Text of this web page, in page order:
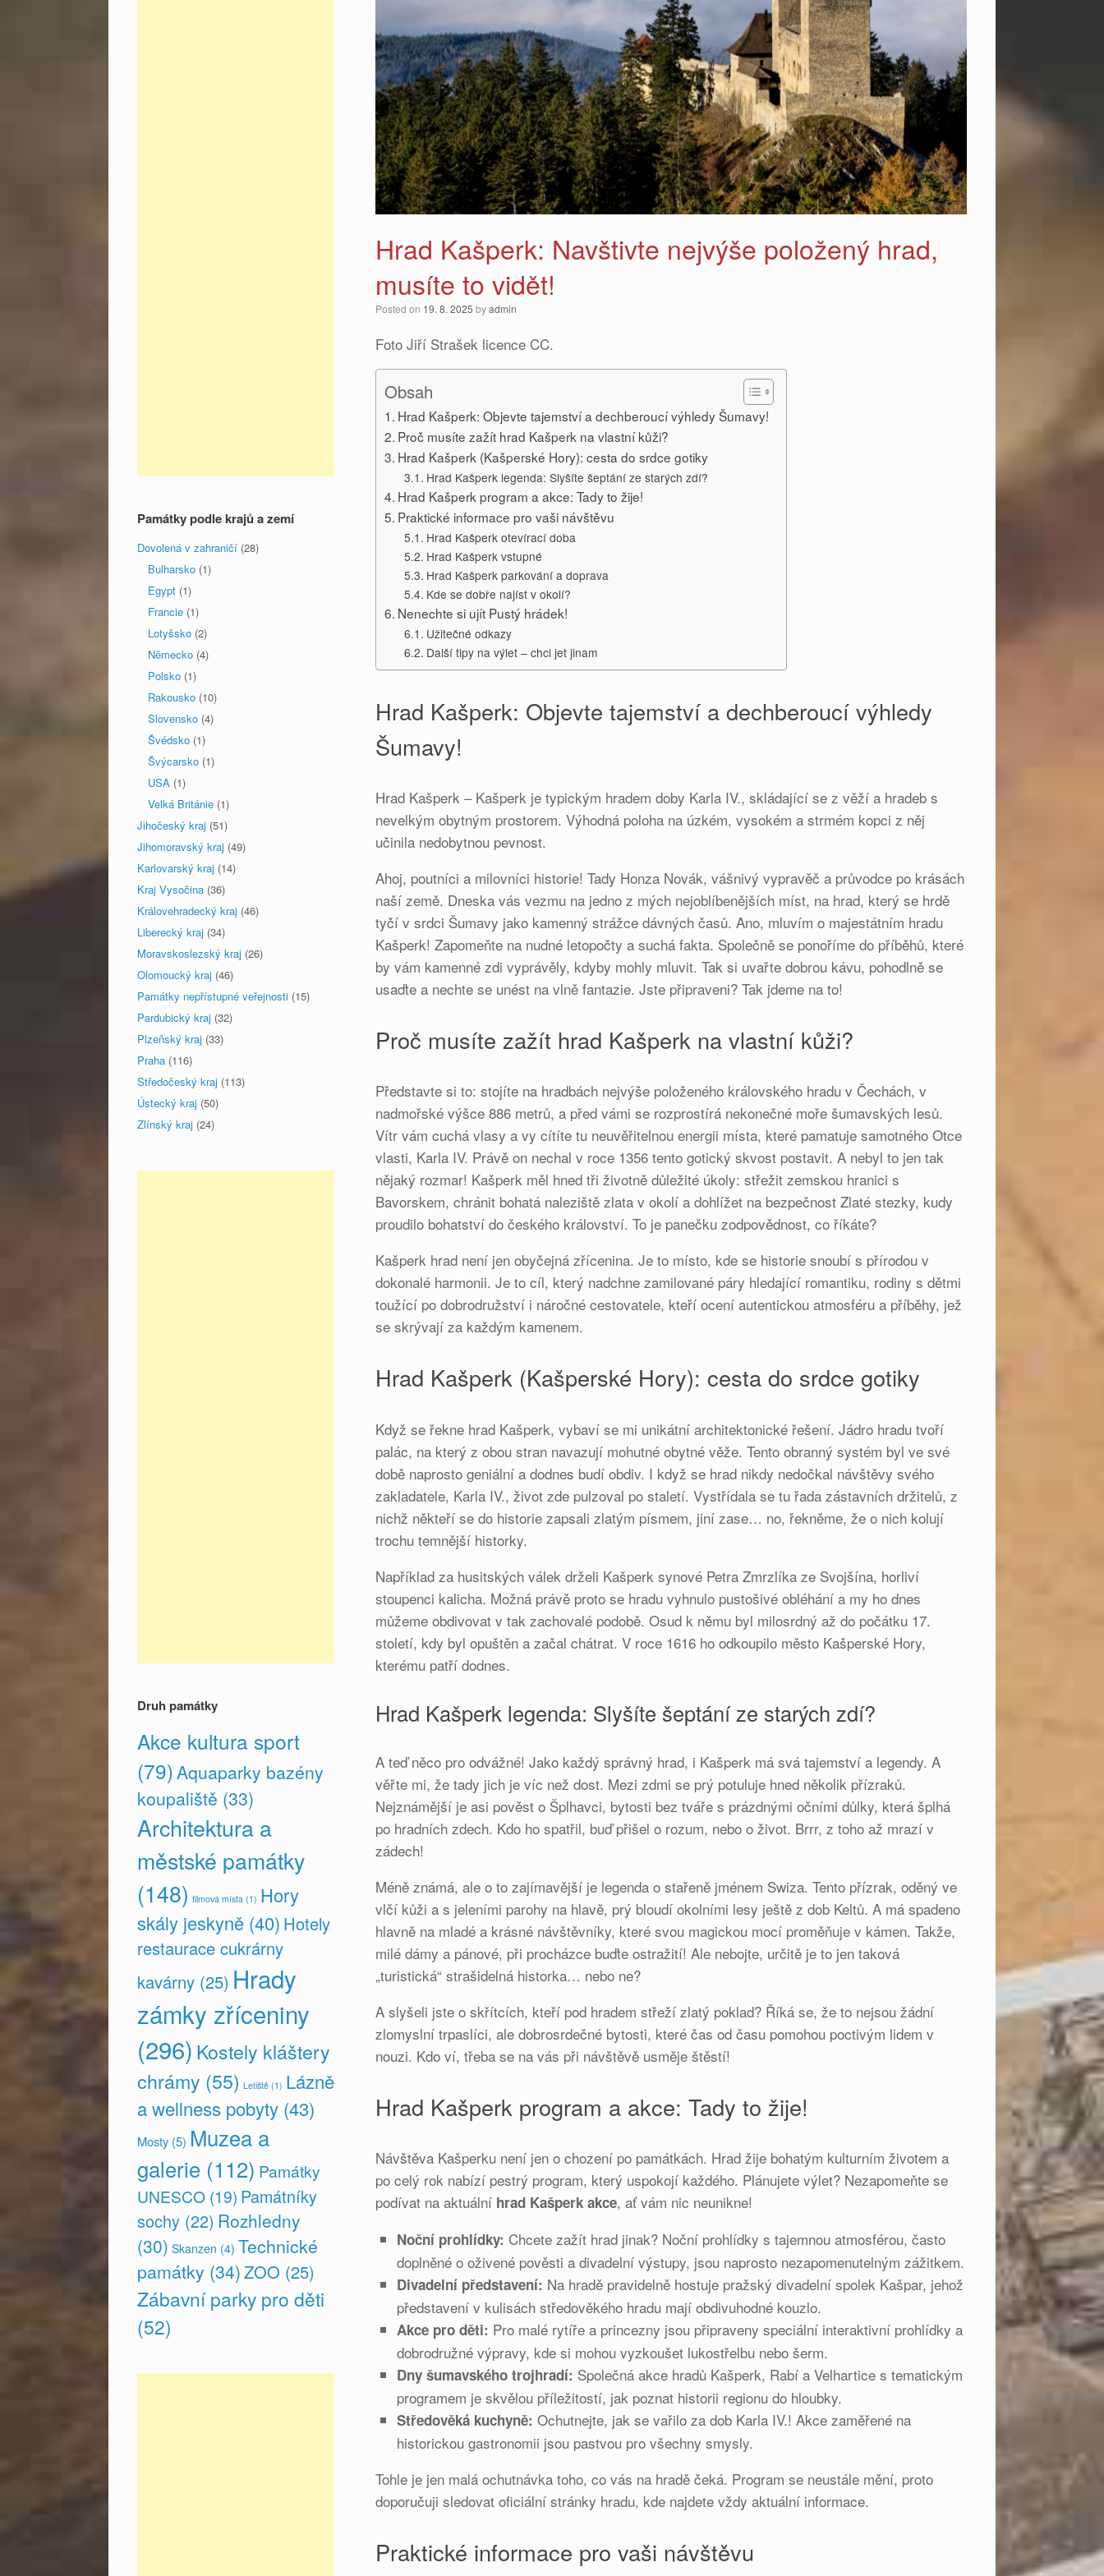
Hrad Kašperk: Navštivte nejvýše položený hrad,
musíte to vidět!
Posted on 19. 8. 2025 byadmin
Foto Jiří Strašek licence CC.
Obsah
Hrad Kašperk: Objevte tajemství a dechberoucí výhledy Šumavy!
Proč musíte zažít hrad Kašperk na vlastní kůži?
Hrad Kašperk (Kašperské Hory): cesta do srdce gotiky
Hrad Kašperk legenda: Slyšíte šeptání ze starých zdí?
Hrad Kašperk program a akce: Tady to žije!
Praktické informace pro vaši návštěvu
Hrad Kašperk otevírací doba
Hrad Kašperk vstupné
Hrad Kašperk parkování a doprava
Kde se dobře najíst v okolí?
Nenechte si ujít Pustý hrádek!
Užitečné odkazy
Další tipy na výlet – chci jet jinam
Hrad Kašperk: Objevte tajemství a dechberoucí výhledy
Šumavy!
Hrad Kašperk – Kašperk je typickým hradem doby Karla IV., skládající se z věží a hradeb s
nevelkým obytným prostorem. Výhodná poloha na úzkém, vysokém a strmém kopci z něj
učinila nedobytnou pevnost.
Ahoj, poutníci a milovníci historie! Tady Honza Novák, vášnivý vypravěč a průvodce po krásách
naší země. Dneska vás vezmu na jedno z mých nejoblíbenějších míst, na hrad, který se hrdě
tyčí v srdci Šumavy jako kamenný strážce dávných časů. Ano, mluvím o majestátním hradu
Kašperk! Zapomeňte na nudné letopočty a suchá fakta. Společně se ponoříme do příběhů, které
by vám kamenné zdi vyprávěly, kdyby mohly mluvit. Tak si uvařte dobrou kávu, pohodlně se
usaďte a nechte se unést na vlně fantazie. Jste připraveni? Tak jdeme na to!
Proč musíte zažít hrad Kašperk na vlastní kůži?
Představte si to: stojíte na hradbách nejvýše položeného královského hradu v Čechách, v
nadmořské výšce 886 metrů, a před vámi se rozprostírá nekonečné moře šumavských lesů.
Vítr vám cuchá vlasy a vy cítíte tu neuvěřitelnou energii místa, které pamatuje samotného Otce
vlasti, Karla IV. Právě on nechal v roce 1356 tento gotický skvost postavit. A nebyl to jen tak
nějaký rozmar! Kašperk měl hned tři životně důležité úkoly: střežit zemskou hranici s
Bavorskem, chránit bohatá naleziště zlata v okolí a dohlížet na bezpečnost Zlaté stezky, kudy
proudilo bohatství do českého království. To je panečku zodpovědnost, co říkáte?
Kašperk hrad není jen obyčejná zřícenina. Je to místo, kde se historie snoubí s přírodou v
dokonalé harmonii. Je to cíl, který nadchne zamilované páry hledající romantiku, rodiny s dětmi
toužící po dobrodružství i náročné cestovatele, kteří ocení autentickou atmosféru a příběhy, jež
se skrývají za každým kamenem.
Hrad Kašperk (Kašperské Hory): cesta do srdce gotiky
Když se řekne hrad Kašperk, vybaví se mi unikátní architektonické řešení. Jádro hradu tvoří
palác, na který z obou stran navazují mohutné obytné věže. Tento obranný systém byl ve své
době naprosto geniální a dodnes budí obdiv. I když se hrad nikdy nedočkal návštěvy svého
zakladatele, Karla IV., život zde pulzoval po staletí. Vystřídala se tu řada zástavních držitelů, z
nichž někteří se do historie zapsali zlatým písmem, jiní zase… no, řekněme, že o nich kolují
trochu temnější historky.
Například za husitských válek drželi Kašperk synové Petra Zmrzlíka ze Svojšína, horliví
stoupenci kalicha. Možná právě proto se hradu vyhnulo pustošivé obléhání a my ho dnes
můžeme obdivovat v tak zachovalé podobě. Osud k němu byl milosrdný až do počátku 17.
století, kdy byl opuštěn a začal chátrat. V roce 1616 ho odkoupilo město Kašperské Hory,
kterému patří dodnes.
Hrad Kašperk legenda: Slyšíte šeptání ze starých zdí?
A teď něco pro odvážné! Jako každý správný hrad, i Kašperk má svá tajemství a legendy. A
věřte mi, že tady jich je víc než dost. Mezi zdmi se prý potuluje hned několik přízraků.
Nejznámější je asi pověst o Šplhavci, bytosti bez tváře s prázdnými očními důlky, která šplhá
po hradních zdech. Kdo ho spatřil, buď přišel o rozum, nebo o život. Brrr, z toho až mrazí v
zádech!
Méně známá, ale o to zajímavější je legenda o stařeně jménem Swiza. Tento přízrak, oděný ve
vlčí kůži a s jeleními parohy na hlavě, prý bloudí okolními lesy ještě z dob Keltů. A má spadeno
hlavně na mladé a krásné návštěvníky, které svou magickou mocí proměňuje v kámen. Takže,
milé dámy a pánové, při procházce buďte ostražití! Ale nebojte, určitě je to jen taková
„turistická“ strašidelná historka… nebo ne?
A slyšeli jste o skřítcích, kteří pod hradem střeží zlatý poklad? Říká se, že to nejsou žádní
zlomyslní trpaslíci, ale dobrosrdečné bytosti, které čas od času pomohou poctivým lidem v
nouzi. Kdo ví, třeba se na vás při návštěvě usměje štěstí!
Hrad Kašperk program a akce: Tady to žije!
Návštěva Kašperku není jen o chození po památkách. Hrad žije bohatým kulturním životem a
po celý rok nabízí pestrý program, který uspokojí každého. Plánujete výlet? Nezapomeňte se
podívat na aktuální hrad Kašperk akce, ať vám nic neunikne!
Noční prohlídky: Chcete zažít hrad jinak? Noční prohlídky s tajemnou atmosférou, často
doplněné o oživené pověsti a divadelní výstupy, jsou naprosto nezapomenutelným zážitkem.
Divadelní představení: Na hradě pravidelně hostuje pražský divadelní spolek Kašpar, jehož
představení v kulisách středověkého hradu mají obdivuhodné kouzlo.
Akce pro děti: Pro malé rytíře a princezny jsou připraveny speciální interaktivní prohlídky a
dobrodružné výpravy, kde si mohou vyzkoušet lukostřelbu nebo šerm.
Dny šumavského trojhradí: Společná akce hradů Kašperk, Rabí a Velhartice s tematickým
programem je skvělou příležitostí, jak poznat historii regionu do hloubky.
Středověká kuchyně: Ochutnejte, jak se vařilo za dob Karla IV.! Akce zaměřené na
historickou gastronomii jsou pastvou pro všechny smysly.
Tohle je jen malá ochutnávka toho, co vás na hradě čeká. Program se neustále mění, proto
doporučuji sledovat oficiální stránky hradu, kde najdete vždy aktuální informace.
Praktické informace pro vaši návštěvu
Památky podle krajů a zemí
Dovolená v zahraničí (28)
Bulharsko (1)
Egypt (1)
Francie (1)
Lotyšsko (2)
Německo (4)
Polsko (1)
Rakousko (10)
Slovensko (4)
Švédsko (1)
Švýcarsko (1)
USA (1)
Velká Británie (1)
Jihočeský kraj (51)
Jihomoravský kraj (49)
Karlovarský kraj (14)
Kraj Vysočina (36)
Královehradecký kraj (46)
Liberecký kraj (34)
Moravskoslezský kraj (26)
Olomoucký kraj (46)
Památky nepřístupné veřejnosti (15)
Pardubický kraj (32)
Plzeňský kraj (33)
Praha (116)
Středočeský kraj (113)
Ústecký kraj (50)
Zlínský kraj (24)
Druh památky
Akce kultura sport
(79)Aquaparky bazény
koupaliště (33)
Architektura a
městské památky
(148) filmová místa (1) Hory
skály jeskyně (40) Hotely
restaurace cukrárny
kavárny (25) Hrady
zámky zříceniny
(296) Kostely kláštery
chrámy (55) Letiště (1) Lázně
a wellness pobyty (43)
Mosty (5) Muzea a
galerie (112) Památky
UNESCO (19) Památníky
sochy (22) Rozhledny
(30) Skanzen (4) Technické
památky (34)ZOO (25)
Zábavní parky pro děti
(52)